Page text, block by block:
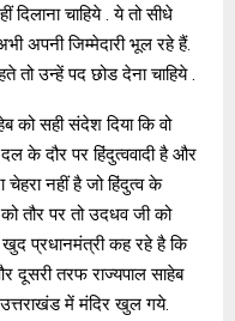
चाहिये . ये तो सीधे
अपनी जिम्मेदारी भूल रहे हैं.
तो उन्हें पद छोड देना चाहिये .
को सही संदेश दिया कि वो
के दौर पर हिंदुत्ववादी है और
नहीं है जो हिंदुत्व के
तौर पर तो उदधव जी को
खुद प्रधानमंत्री कह रहे है कि
दूसरी तरफ राज्यपाल साहेब
उत्तराखंड में मंदिर खुल गये.